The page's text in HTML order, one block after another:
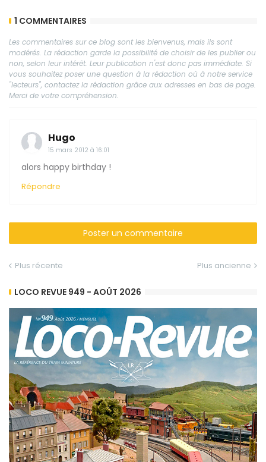
1 COMMENTAIRES
Les commentaires sur ce blog sont les bienvenus, mais ils sont
modérés. La rédaction garde la possibilité de choisir de les publier ou
non, selon leur intérêt. Leur publication n'est donc pas immédiate. Si
vous souhaitez poser une question à la rédaction où à notre service
"lecteurs", contactez la rédaction grâce aux adresses en bas de page.
Merci de votre compréhension.
Hugo
15 mars 2012 à 16:01
alors happy birthday !
Répondre
Poster un commentaire
Plus récente Plus ancienne
LOCO REVUE 949 - AOÛT 2026